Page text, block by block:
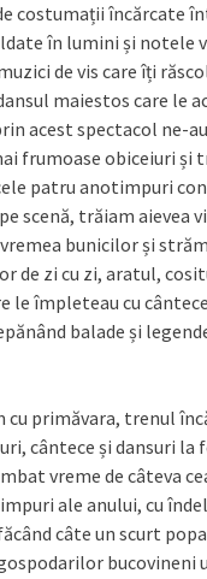
costumații încărcate
în lumini și notele
de vis care îți
maiestos care le
acest spectacol ne-
frumoase obiceiuri și
patru anotimpuri
scenă, trăiam aievea
bunicilor și
de zi cu zi, aratul,
le împleteau cu
balade și
cu primăvara, trenul
cântece și dansuri la
vreme de câteva
ale anului, cu
câte un scurt
bucovineni